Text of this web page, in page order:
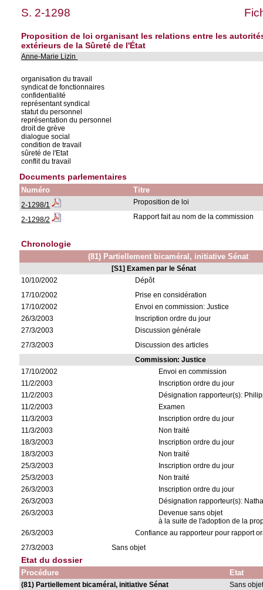
S. 2-1298
Proposition de loi organisant les relations entre les
extérieurs de la Sûreté de l'État
Anne-Marie Lizin
organisation du travail
syndicat de fonctionnaires
confidentialité
représentant syndical
statut du personnel
représentation du personnel
droit de grève
dialogue social
condition de travail
sûreté de l'Etat
conflit du travail
Documents parlementaires
Numéro Titre
2-1298/1 Proposition de loi
2-1298/2 Rapport fait au nom de la commission
Chronologie
(81) Partiellement bicaméral, initiative Sénat
[S1] Examen par le Sénat
10/10/2002
Dépôt
17/10/2002
Prise en considération
17/10/2002
Envoi en commission: Justice
26/3/2003
Inscription ordre du jour
27/3/2003
Discussion générale
27/3/2003
Discussion des articles
Commission: Justice
17/10/2002
Envoi en commission
11/2/2003
Inscription ordre du jour
11/2/2003
Désignation rapporteur(s):
11/2/2003
Examen
11/3/2003
Inscription ordre du jour
11/3/2003
Non traité
18/3/2003
Inscription ordre du jour
18/3/2003
Non traité
25/3/2003
Inscription ordre du jour
25/3/2003
Non traité
26/3/2003
Inscription ordre du jour
26/3/2003
Désignation rapporteur(s):
26/3/2003
Devenue sans objet
à la suite de l'adoption de la
26/3/2003
Confiance au rapporteur pour rapport
27/3/2003
Sans objet
Etat du dossier
Procédure Etat
(81) Partiellement bicaméral, initiative Sénat Sans